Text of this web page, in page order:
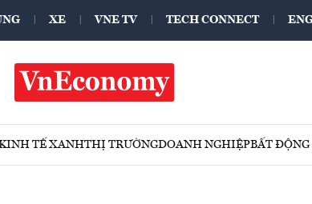
XE VNE TV TECH CONNECT
TẾ XANHTHỊ TRƯỜNGDOANH NGHIỆPBẤT ĐỘNG